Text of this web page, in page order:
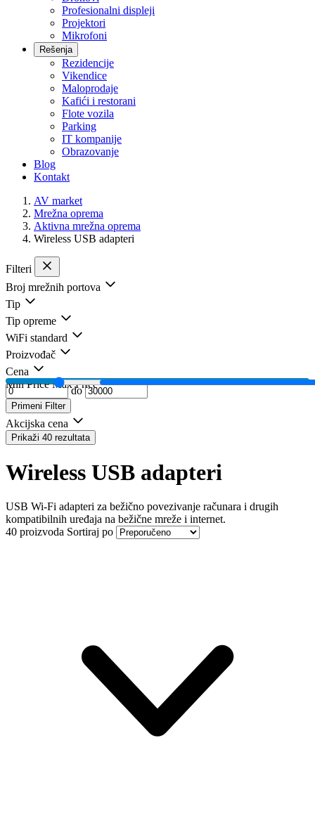
Profesionalni displeji
Projektori
Mikrofoni
Rešenja
Rezidencije
Vikendice
Maloprodaje
Kafići i restorani
Flote vozila
Parking
IT kompanije
Obrazovanje
Blog
Kontakt
AV market
Mrežna oprema
Aktivna mrežna oprema
Wireless USB adapteri
Filteri
Broj mrežnih portova
Tip
Tip opreme
WiFi standard
Proizvođač
Cena
Min Price Max Price
do
Primeni Filter
Akcijska cena
Prikaži 40 rezultata
Wireless USB adapteri
USB Wi-Fi adapteri za bežično povezivanje računara i drugih
kompatibilnih uređaja na bežične mreže i internet.
40 proizvoda Sortiraj po